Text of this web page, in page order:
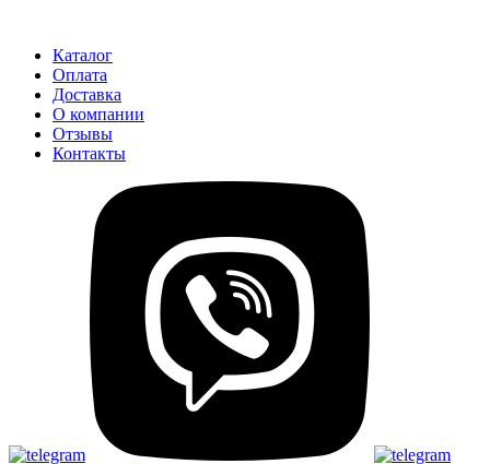
Каталог
Оплата
Доставка
О компании
Отзывы
Контакты